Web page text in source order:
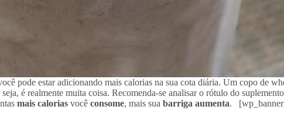
pode estar adicionando mais calorias na sua cota diária. Um copo de
é realmente muita coisa. Recomenda-se analisar o rótulo do
mais calorias você consome, mais sua barriga aumenta.